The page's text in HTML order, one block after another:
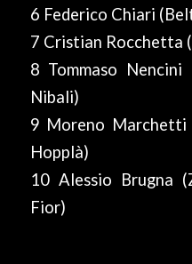
6 Federico Chiari
7 Cristian Rocchetta
8 Tommaso Nencini
Nibali)
9 Moreno Marchetti
Hopplà)
10 Alessio Brugna
Fior)